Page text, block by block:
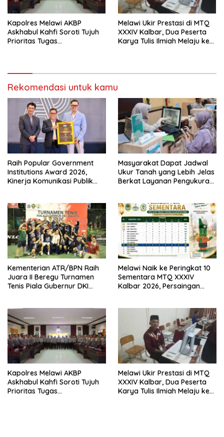
Kapolres Melawi AKBP
Askhabul Kahfi Soroti Tujuh
Prioritas Tugas
Melawi Ukir Prestasi di MTQ
XXXIV Kalbar, Dua Peserta
Karya Tulis Ilmiah Melaju ke
Rekomendasi untuk kamu
Raih Popular Government
Institutions Award 2026,
Kinerja Komunikasi Publik
Masyarakat Dapat Jadwal
Ukur Tanah yang Lebih Jelas
Berkat Layanan Pengukuran
Kementerian ATR/BPN Raih
Juara II Beregu Turnamen
Tenis Piala Gubernur DKI
Melawi Naik ke Peringkat 10
Sementara MTQ XXXIV
Kalbar 2026, Persaingan
Kapolres Melawi AKBP
Askhabul Kahfi Soroti Tujuh
Prioritas Tugas
Melawi Ukir Prestasi di MTQ
XXXIV Kalbar, Dua Peserta
Karya Tulis Ilmiah Melaju ke